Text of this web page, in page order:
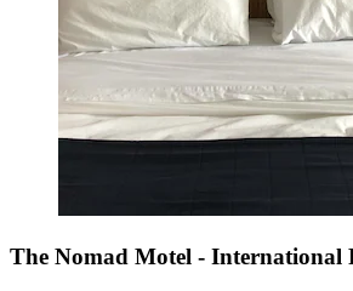
The Nomad Motel - International